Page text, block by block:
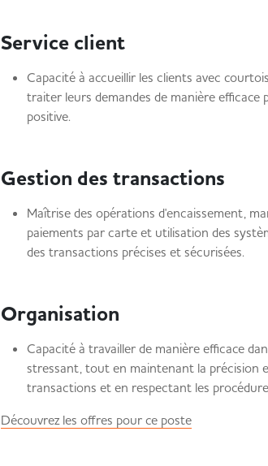
Service client
​Capacité à accueillir les clients avec
traiter leurs demandes de manière
positive.
Gestion des transactions
Maîtrise des opérations d'encaissement,
paiements par carte et utilisation des
des transactions précises et sécurisées.
Organisation
Capacité à travailler de manière efficace
stressant, tout en maintenant la précision
transactions et en respectant les
Découvrez les offres pour ce poste